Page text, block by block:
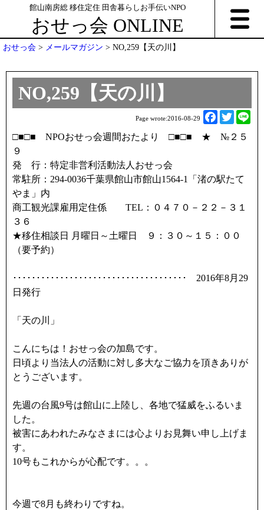
館山南房総 移住定住 田舎暮らしお手伝いNPO
おせっ会 ONLINE
おせっ会 > メールマガジン > NO,259【天の川】
NO,259【天の川】
Page wrote:2016-08-29
F
b
o
T
w
□■□■ NPOおせっ会週間おたより □■□■ ★ №２５
９
発 行：特定非営利活動法人おせっ会
常駐所：294-0036千葉県館山市館山1564-1「渚の駅たて
やま」内
商工観光課雇用定住係 TEL：０４７０－２２－３１
３６
★移住相談日 月曜日～土曜日 ９：３０～１５：００
（要予約）
･････････････････････････････････････ 2016年8月29
日発行
「天の川」
こんにちは！おせっ会の加島です。
日頃より当法人の活動に対し多大なご協力を頂きありが
とうございます。
先週の台風9号は館山に上陸し、各地で猛威をふるいま
した。
被害にあわれたみなさまには心よりお見舞い申し上げま
す。
10号もこれからが心配です。。。
今週で8月も終わりですね。